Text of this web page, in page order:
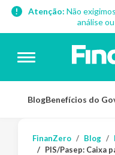
Atenção: Não
análise
BlogBenefícios do
FinanZero Blog
PIS/Pasep: Caixa paga lote